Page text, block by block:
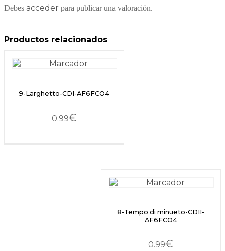
Debes acceder para publicar una valoración.
Productos relacionados
9-Larghetto-CDI-AF6FCO4
0.99€
8-Tempo di minueto-CDII-
AF6FCO4
0.99€